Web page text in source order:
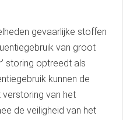
gevaarlijke stoffen
van groot
storing optreedt als
kunnen de
van het
de veiligheid van het